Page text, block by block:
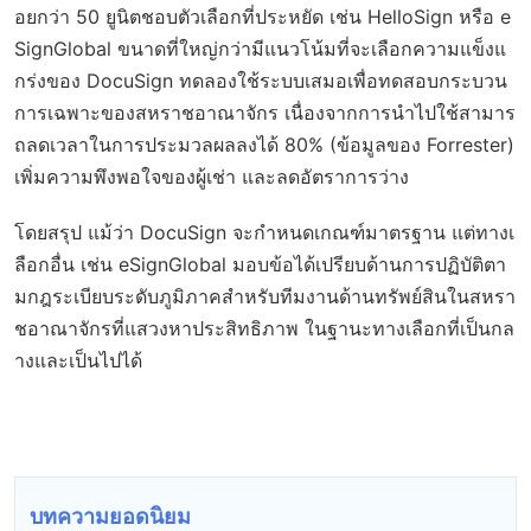
อยกว่า 50 ยูนิตชอบตัวเลือกที่ประหยัด เช่น HelloSign หรือ e
SignGlobal ขนาดที่ใหญ่กว่ามีแนวโน้มที่จะเลือกความแข็งแ
กร่งของ DocuSign ทดลองใช้ระบบเสมอเพื่อทดสอบกระบวน
การเฉพาะของสหราชอาณาจักร เนื่องจากการนำไปใช้สามาร
ถลดเวลาในการประมวลผลลงได้ 80% (ข้อมูลของ Forrester)
เพิ่มความพึงพอใจของผู้เช่า และลดอัตราการว่าง
โดยสรุป แม้ว่า DocuSign จะกำหนดเกณฑ์มาตรฐาน แต่ทางเ
ลือกอื่น เช่น eSignGlobal มอบข้อได้เปรียบด้านการปฏิบัติตา
มกฎระเบียบระดับภูมิภาคสำหรับทีมงานด้านทรัพย์สินในสหรา
ชอาณาจักรที่แสวงหาประสิทธิภาพ ในฐานะทางเลือกที่เป็นกล
างและเป็นไปได้
บทความยอดนิยม